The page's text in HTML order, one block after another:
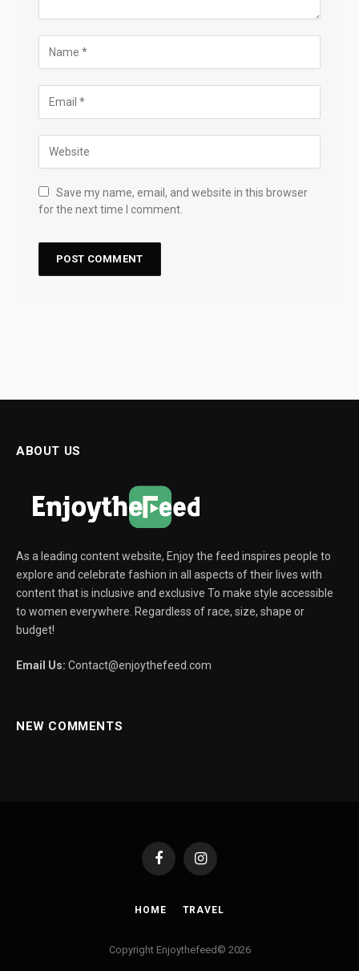
Save my name, email, and website in this browser
for the next time I comment.
ABOUT US
As a leading content website, Enjoy the feed inspires people to
explore and celebrate fashion in all aspects of their lives with
content that is inclusive and exclusive To make style accessible
to women everywhere. Regardless of race, size, shape or
budget!
Email Us: Contact@enjoythefeed.com
NEW COMMENTS
FacebookInstagram
HOME TRAVEL
Copyright Enjoythefeed© 2026